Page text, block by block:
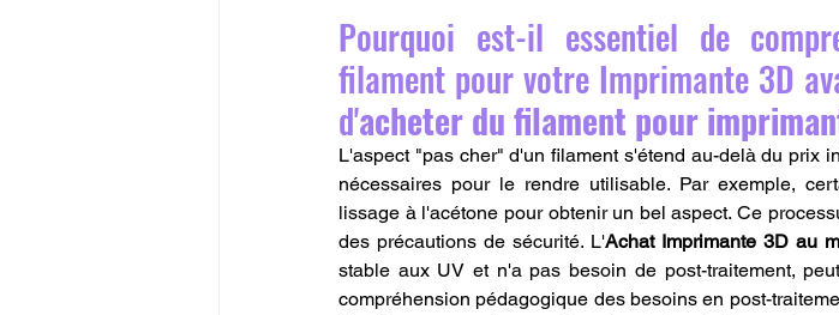
Pourquoi est-il essentiel de
filament pour votre Imprimante 3D
d'acheter du filament pour
L'aspect "pas cher" d'un filament s'étend au-delà du prix
nécessaires pour le rendre utilisable. Par exemple,
lissage à l'acétone pour obtenir un bel aspect. Ce
des précautions de sécurité. L'Achat Imprimante 3D au
stable aux UV et n'a pas besoin de post-traitement,
compréhension pédagogique des besoins en post-